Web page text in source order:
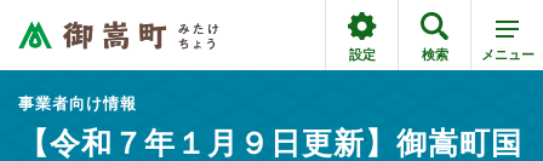
設定 検索 メニュー
事業者向け情報
【令和７年１月９日更新】御嵩町国